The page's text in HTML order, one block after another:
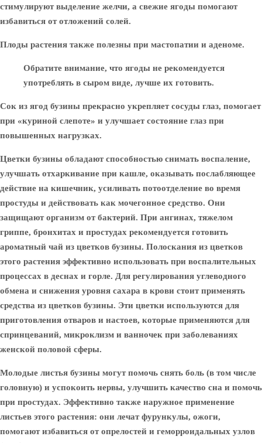
стимулируют выделение желчи, а свежие ягоды помогают
избавиться от отложений солей.
Плоды растения также полезны при мастопатии и аденоме.
Обратите внимание, что ягоды не рекомендуется
употреблять в сыром виде, лучше их готовить.
Сок из ягод бузины прекрасно укрепляет сосуды глаз, помогает
при «куриной слепоте» и улучшает состояние глаз при
повышенных нагрузках.
Цветки бузины обладают способностью снимать воспаление,
улучшать отхаркивание при кашле, оказывать послабляющее
действие на кишечник, усиливать потоотделение во время
простуды и действовать как мочегонное средство. Они
защищают организм от бактерий. При ангинах, тяжелом
гриппе, бронхитах и простудах рекомендуется готовить
ароматный чай из цветков бузины. Полоскания из цветков
этого растения эффективно использовать при воспалительных
процессах в деснах и горле. Для регулирования углеводного
обмена и снижения уровня сахара в крови стоит применять
средства из цветков бузины. Эти цветки используются для
приготовления отваров и настоев, которые применяются для
спринцеваний, микроклизм и ванночек при заболеваниях
женской половой сферы.
Молодые листья бузины могут помочь снять боль (в том числе
головную) и успокоить нервы, улучшить качество сна и помочь
при простудах. Эффективно также наружное применение
листьев этого растения: они лечат фурункулы, ожоги,
помогают избавиться от опрелостей и геморроидальных узлов